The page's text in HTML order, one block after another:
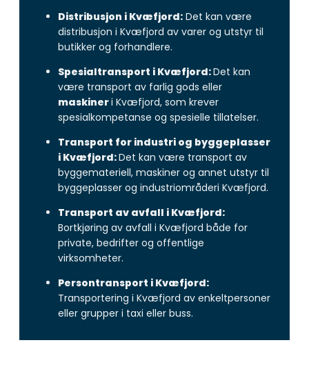
Distribusjon i Kvæfjord: Det kan være
distribusjon i Kvæfjord av varer og utstyr til
butikker og forhandlere.
Spesialtransport i Kvæfjord:Det kan
være transport av farlig gods eller
maskineri Kvæfjord, som krever
spesialkompetanse og spesielle tillatelser.
Transport for industri og byggeplasser
i Kvæfjord:Det kan være transport av
byggemateriell, maskiner og annet utstyr til
byggeplasser og industriområderi Kvæfjord.
Transport av avfall i Kvæfjord:
Bortkjøring av avfall i Kvæfjord både for
private, bedrifter og offentlige
virksomheter.
Persontransport i Kvæfjord:
Transportering i Kvæfjord av enkeltpersoner
eller grupper i taxi eller buss.